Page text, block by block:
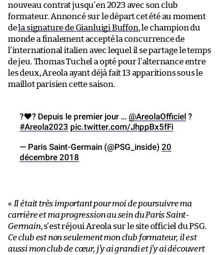
nouveau contrat jusqu’en 2023 avec son club
formateur. Annoncé sur le départ cet été au moment
dela signature de Gianluigi Buffon, le champion du
monde a finalement accepté la concurrence de
l’international italien avec lequel il se partage le temps
de jeu. Thomas Tuchel a opté pour l’alternance entre
les deux, Areola ayant déjà fait 13 apparitions sous le
maillot parisien cette saison.
?❤️? Depuis le premier jour … @AreolaOfficiel ?
#Areola2023 pic.twitter.com/JhppBx5fFi
— Paris Saint-Germain (@PSG_inside) 20
décembre 2018
« Il était très important pour moi de poursuivre ma
carrière et ma progression au sein du Paris Saint-
Germain, s’est réjoui Areola sur le site officiel du PSG.
Ce club est non seulement mon club formateur, il est
aussi mon club de cœur, j’y ai grandi et j’y ai découvert